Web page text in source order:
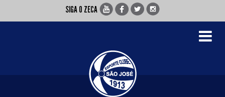
SIGA O ZECA
Toggle